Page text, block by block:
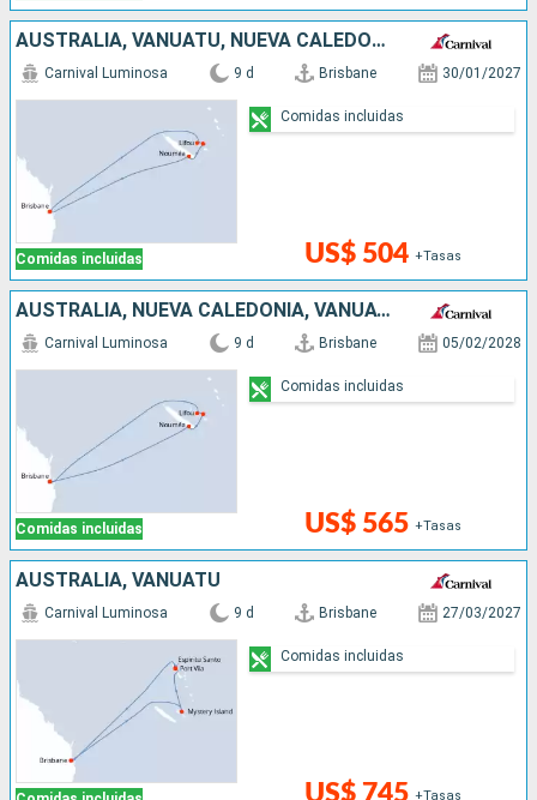
AUSTRALIA, VANUATU, NUEVA CALEDONIA
Comidas incluidas
Carnival Luminosa 9 d Brisbane 30/01/2027
US$ 504 +Tasas
Comidas incluidas
AUSTRALIA, NUEVA CALEDONIA, VANUATU
Comidas incluidas
Carnival Luminosa 9 d Brisbane 05/02/2028
US$ 565 +Tasas
Comidas incluidas
AUSTRALIA, VANUATU
Carnival Luminosa 9 d Brisbane 27/03/2027
US$ 745 +Tasas
Comidas incluidas